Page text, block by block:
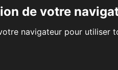
de votre
navigateur pour utiliser